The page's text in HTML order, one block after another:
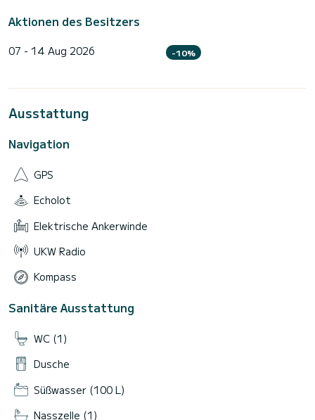
Aktionen des Besitzers
07 - 14 Aug 2026 -10%
Ausstattung
Navigation
GPS
Echolot
Elektrische Ankerwinde
UKW Radio
Kompass
Sanitäre Ausstattung
WC (1)
Dusche
Süßwasser (100 L)
Nasszelle (1)